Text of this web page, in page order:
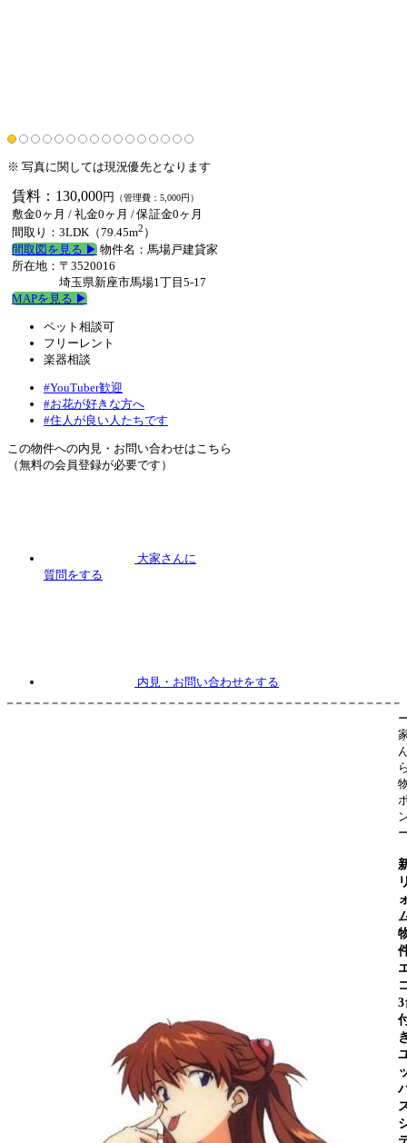
※ 写真に関しては現況優先となります
賃料：130,000円 （管理費：5,000円）
敷金0ヶ月 / 礼金0ヶ月 /保証金0ヶ月
間取り：3LDK（79.45m2 ）
間取図を見る ▶︎ 物件名：馬場戸建貸家
所在地：〒3520016
埼玉県新座市馬場1丁目5-17
MAPを見る ▶︎
ペット相談可
フリーレント
楽器相談
#YouTuber歓迎
#お花が好きな方へ
#住人が良い人たちです
この物件への内見・お問い合わせはこちら
（無料の会員登録が必要です）
大家さんに
質問をする
内見 ・お問い合わせをする
3